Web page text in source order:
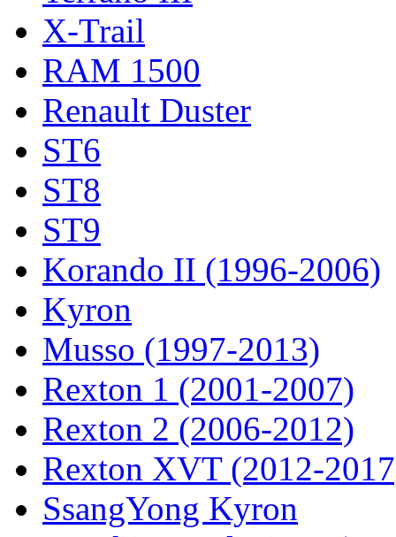
X-Trail
RAM 1500
Renault Duster
ST6
ST8
ST9
Korando II (1996-2006)
Kyron
Musso (1997-2013)
Rexton 1 (2001-2007)
Rexton 2 (2006-2012)
Rexton XVT (2012-
SsangYong Kyron